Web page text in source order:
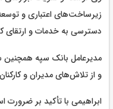
زیرساخت‌های اعتباری و
دسترسی به خدمات و ارتقای
مدیرعامل بانک سپه همچنین
و از تلاش‌های مدیران و
ابراهیمی با تأکید بر